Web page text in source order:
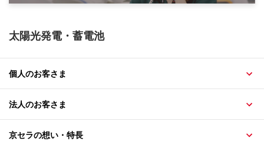
太陽光発電・蓄電池
個人のお客さま
法人のお客さま
京セラの想い・特長